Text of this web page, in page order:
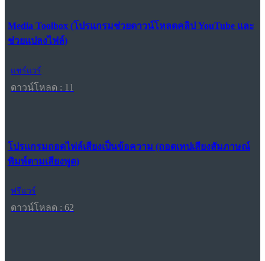
Media Toolbox (โปรแกรมช่วยดาวน์โหลดคลิป YouTube และ
ช่วยแปลงไฟล์)
แชร์แวร์
ดาวน์โหลด : 11
โปรแกรมถอดไฟล์เสียงเป็นข้อความ (ถอดเทปเสียงสัมภาษณ์
พิมพ์ตามเสียงพูด)
ฟรีแวร์
ดาวน์โหลด : 62